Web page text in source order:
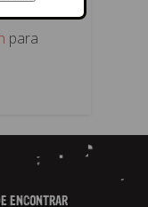
para
ENCONTRAR